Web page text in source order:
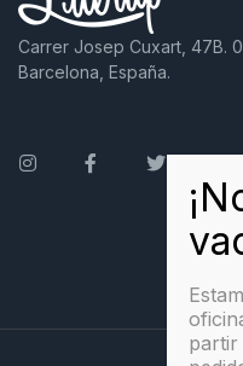
Carrer Josep Cuxart, 47B.
Barcelona, España.
InstagramFacebookTwitter
partir